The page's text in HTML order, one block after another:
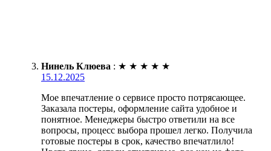
Нинель Клюева : ★ ★ ★ ★ ★
15.12.2025
Мое впечатление о сервисе просто потрясающее.
Заказала постеры, оформление сайта удобное и
понятное. Менеджеры быстро ответили на все
вопросы, процесс выбора прошел легко. Получила
готовые постеры в срок, качество впечатлило!